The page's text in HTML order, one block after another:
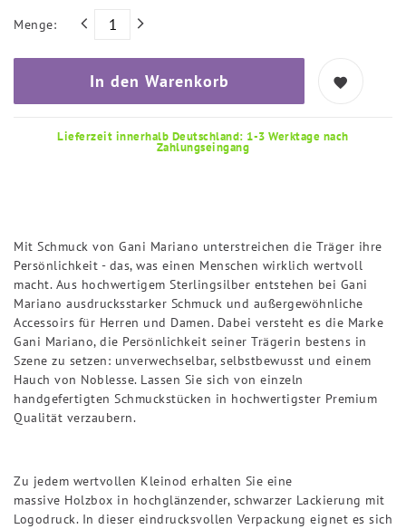
Menge:
In den Warenkorb
Lieferzeit innerhalb Deutschland: 1-3 Werktage nach
Zahlungseingang
Mit Schmuck von Gani Mariano unterstreichen die Träger ihre
Persönlichkeit - das, was einen Menschen wirklich wertvoll
macht. Aus hochwertigem Sterlingsilber entstehen bei Gani
Mariano ausdrucksstarker Schmuck und außergewöhnliche
Accessoirs für Herren und Damen. Dabei versteht es die Marke
Gani Mariano, die Persönlichkeit seiner Trägerin bestens in
Szene zu setzen: unverwechselbar, selbstbewusst und einem
Hauch von Noblesse. Lassen Sie sich von einzeln
handgefertigten Schmuckstücken in hochwertigster Premium
Qualität verzaubern.
Zu jedem wertvollen Kleinod erhalten Sie eine
massive Holzbox in hochglänzender, schwarzer Lackierung mit
Logodruck. In dieser eindrucksvollen Verpackung eignet es sich